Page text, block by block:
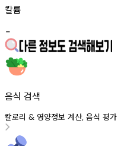
칼륨
-
음식 검색
칼로리 & 영양정보 계산, 음식 평가